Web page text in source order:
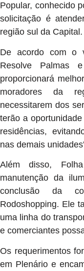
Popular, conhecido
solicitação é
região sul da Capital.
De acordo com o
Resolve Palmas
proporcionará
moradores da
necessitarem dos
terão a
residências,
nas demais
Além disso,
manutenção da
conclusão da
Rodoshopping. Ele
uma linha do
e comerciantes
Os requerimentos
em Plenário e